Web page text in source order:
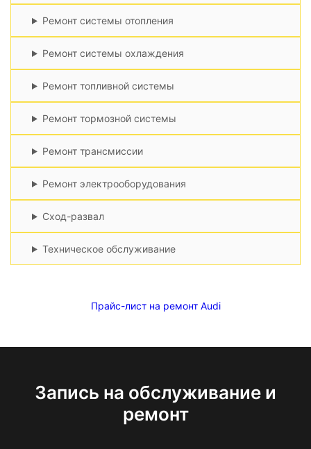
Ремонт системы отопления
Ремонт системы охлаждения
Ремонт топливной системы
Ремонт тормозной системы
Ремонт трансмиссии
Ремонт электрооборудования
Сход-развал
Техническое обслуживание
Прайс-лист на ремонт Audi
Запись на обслуживание и
ремонт